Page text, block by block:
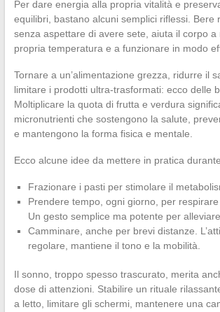
Per dare energia alla propria vitalità e
equilibri, bastano alcuni semplici riflessi. Bere
senza aspettare di avere sete, aiuta il corpo a
propria temperatura e a funzionare in modo
Tornare a un’alimentazione grezza, ridurre il
limitare i prodotti ultra-trasformati: ecco delle
Moltiplicare la quota di frutta e verdura
micronutrienti che sostengono la salute,
e mantengono la forma fisica e mentale.
Ecco alcune idee da mettere in pratica
Frazionare i pasti per stimolare il
Prendere tempo, ogni giorno, per respirare
Un gesto semplice ma potente per
Camminare, anche per brevi distanze.
regolare, mantiene il tono e la mobilità.
Il sonno, troppo spesso trascurato, merita
dose di attenzioni. Stabilire un rituale
a letto, limitare gli schermi, mantenere una